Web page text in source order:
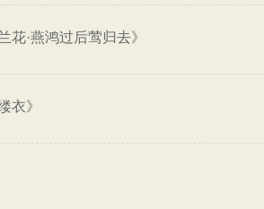
花·燕鸿过后莺归去》
衣》